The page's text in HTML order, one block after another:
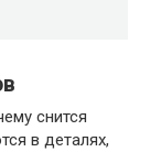
снится
в деталях,